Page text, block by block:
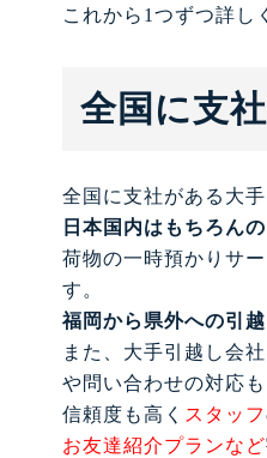
これから1つずつ詳し
全国に支
全国に支社がある大
日本国内はもちろん
荷物の一時預かりサ
す。
福岡から県外への引
また、大手引越し会
や問い合わせの対応も
信頼度も高く スタッフ
お友達紹介プランなど